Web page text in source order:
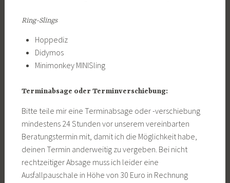
Ring-Slings
Hoppediz
Didymos
Minimonkey MINISling
Terminabsage oder Terminverschiebung:
Bitte teile mir eine Terminabsage oder -verschiebung
mindestens 24 Stunden vor unserem vereinbarten
Beratungstermin mit, damit ich die Möglichkeit habe,
deinen Termin anderweitig zu vergeben. Bei nicht
rechtzeitiger Absage muss ich leider eine
Ausfallpauschale in Höhe von 30 Euro in Rechnung